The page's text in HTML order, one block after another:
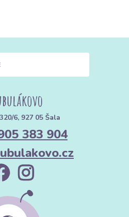
6, 927 05 Šala
383 904